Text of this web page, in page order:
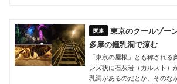
東京のクールゾー
多摩の鍾乳洞で涼む
「東京の屋根」とも称される
ンズ状に石灰岩（カルスト）
乳洞があるのだとか。そのな